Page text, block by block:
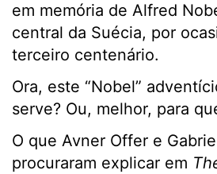
em memória de Alfred
central da Suécia, por
terceiro centenário.
Ora, este “Nobel”
serve? Ou, melhor, para
O que Avner Offer e
procuraram explicar em